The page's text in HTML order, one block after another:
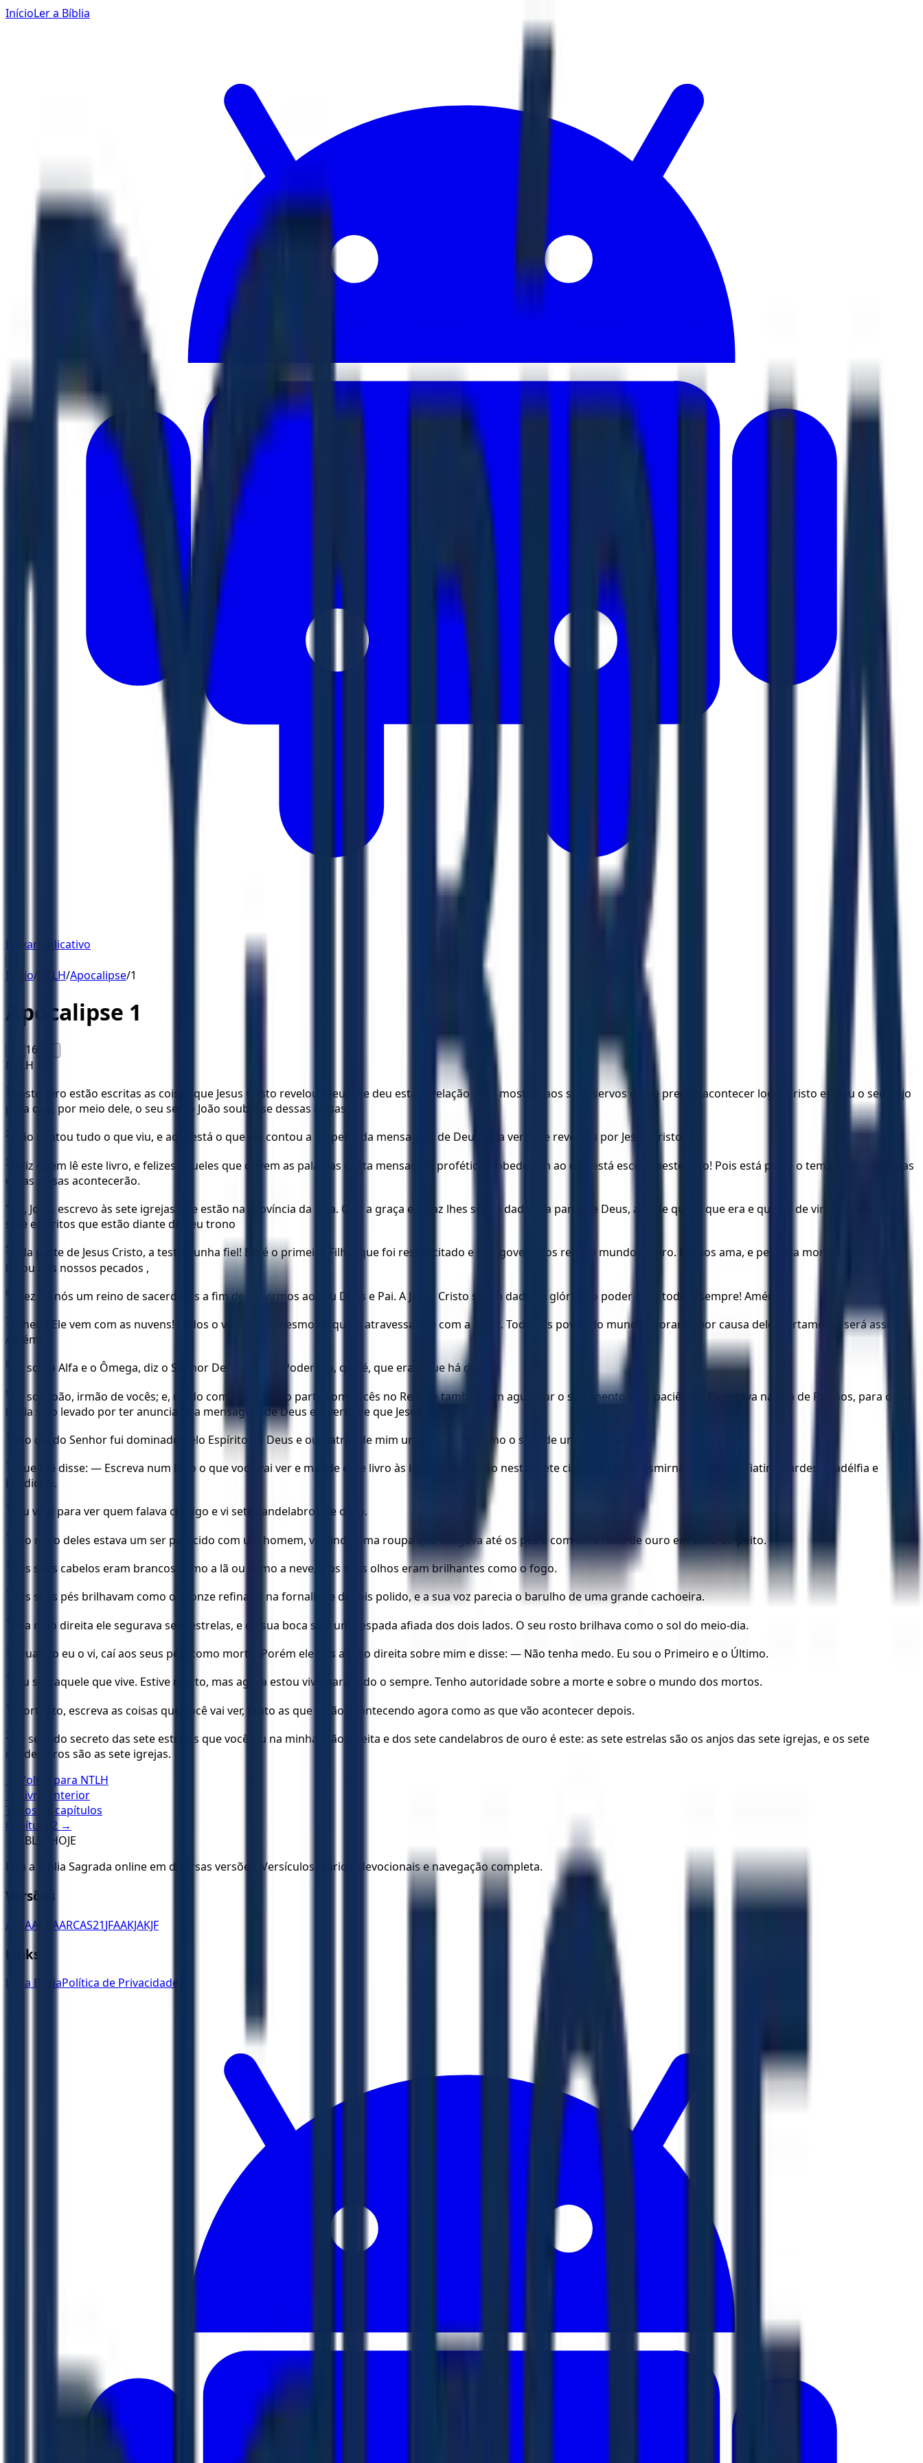
InícioLer a Bíblia
Baixar Aplicativo
Início/ NTLH/Apocalipse/1
Apocalipse 1
16 A+
NTLH
1
Neste livro estão escritas as coisas que Jesus Cristo revelou. Deus lhe deu esta revelação para mostrar aos seus servos o que precisa acontecer logo. Cristo enviou o seu anjo
para que, por meio dele, o seu servo João soubesse dessas coisas.
2 João contou tudo o que viu, e aqui está o que ele contou a respeito da mensagem de Deus e da verdade revelada por Jesus Cristo.
3
Feliz quem lê este livro, e felizes aqueles que ouvem as palavras desta mensagem profética e obedecem ao que está escrito neste livro! Pois está perto o tempo em que todas
essas coisas acontecerão.
4
Eu, João, escrevo às sete igrejas que estão na província da Ásia. Que a graça e a paz lhes sejam dadas da parte de Deus, aquele que é, que era e que há de vir; da parte dos
sete espíritos que estão diante do seu trono
5
e da parte de Jesus Cristo, a testemunha fiel! Ele é o primeiro Filho, que foi ressuscitado e que governa os reis do mundo inteiro. Ele nos ama, e pela sua morte na cruz nos
livrou dos nossos pecados ,
6 e fez de nós um reino de sacerdotes a fim de servirmos ao seu Deus e Pai. A Jesus Cristo sejam dados a glória e o poder para todo o sempre! Amém!
7
Olhem! Ele vem com as nuvens! Todos o verão, até mesmo os que o atravessaram com a lança. Todos os povos do mundo chorarão por causa dele. Certamente será assim.
Amém!
8 Eu sou o Alfa e o Ômega, diz o Senhor Deus, o Todo-Poderoso, que é, que era e que há de vir.
9
Eu sou João, irmão de vocês; e, unido com Jesus, tomo parte com vocês no Reino e também em aguentar o sofrimento com paciência. Eu estava na ilha de Patmos, para onde
havia sido levado por ter anunciado a mensagem de Deus e a verdade que Jesus revelou.
10 No dia do Senhor fui dominado pelo Espírito de Deus e ouvi atrás de mim uma voz forte como o som de uma trombeta,
11
que me disse: — Escreva num livro o que você vai ver e mande esse livro às igrejas que estão nestas sete cidades: Éfeso, Esmirna, Pérgamo, Tiatira, Sardes, Filadélfia e
Laodiceia.
12 Eu virei para ver quem falava comigo e vi sete candelabros de ouro.
13 No meio deles estava um ser parecido com um homem, vestindo uma roupa que chegava até os pés e com uma faixa de ouro em volta do peito.
14 Os seus cabelos eram brancos como a lã ou como a neve, e os seus olhos eram brilhantes como o fogo.
15 Os seus pés brilhavam como o bronze refinado na fornalha e depois polido, e a sua voz parecia o barulho de uma grande cachoeira.
16 Na mão direita ele segurava sete estrelas, e da sua boca saía uma espada afiada dos dois lados. O seu rosto brilhava como o sol do meio-dia.
17 Quando eu o vi, caí aos seus pés, como morto. Porém ele pôs a mão direita sobre mim e disse: — Não tenha medo. Eu sou o Primeiro e o Último.
18 Eu sou aquele que vive. Estive morto, mas agora estou vivo para todo o sempre. Tenho autoridade sobre a morte e sobre o mundo dos mortos.
19 Portanto, escreva as coisas que você vai ver, tanto as que estão acontecendo agora como as que vão acontecer depois.
20
O sentido secreto das sete estrelas que você viu na minha mão direita e dos sete candelabros de ouro é este: as sete estrelas são os anjos das sete igrejas, e os sete
candelabros são as sete igrejas.
← Voltar para NTLH
← Livro anterior
Todos os capítulos
Capítulo
2 →
BÍBLIA HOJE
Leia a Bíblia Sagrada online em diversas versões. Versículos diários, devocionais e navegação completa.
Versões
ACFAA ARAARCAS21JFAAKJAKJF
Links
Ler a BíbliaPolítica de Privacidade